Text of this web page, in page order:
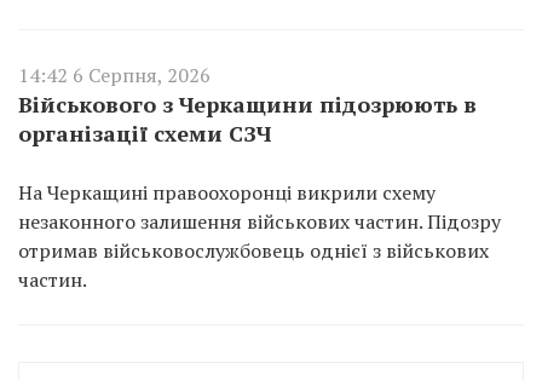
14:42 6 Серпня, 2026
Військового з Черкащини підозрюють в
організації схеми СЗЧ
На Черкащині правоохоронці викрили схему
незаконного залишення військових частин. Підозру
отримав військовослужбовець однієї з військових
частин.